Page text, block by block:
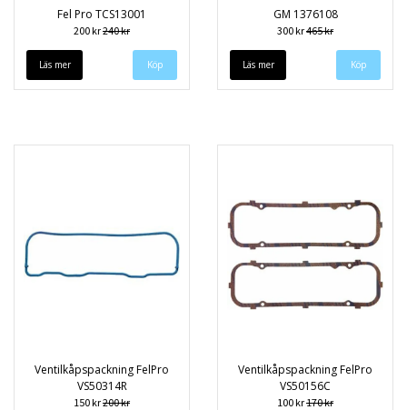
Fel Pro TCS13001
200 kr240 kr
Läs mer
GM 1376108
300 kr465 kr
Läs mer
Ventilkåpspackning FelPro
VS50314R
150 kr200 kr
Ventilkåpspackning FelPro
VS50156C
100 kr170 kr